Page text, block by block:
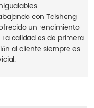
con Taisheng
un rendimiento
calidad es de primera
al cliente siempre es